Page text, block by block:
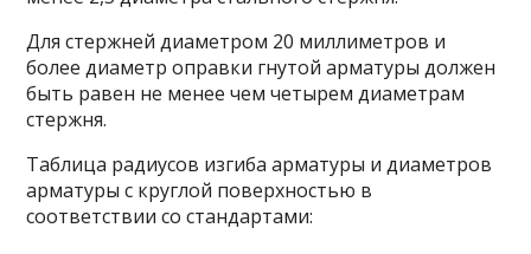
Для стержней диаметром 20 миллиметров и
более диаметр оправки гнутой арматуры должен
быть равен не менее чем четырем диаметрам
стержня.
Таблица радиусов изгиба арматуры и диаметров
арматуры с круглой поверхностью в
соответствии со стандартами: